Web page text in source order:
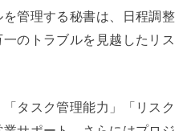
管理する秘書は、日程調整
のトラブルを見越したリス
タスク管理能力」「リスク